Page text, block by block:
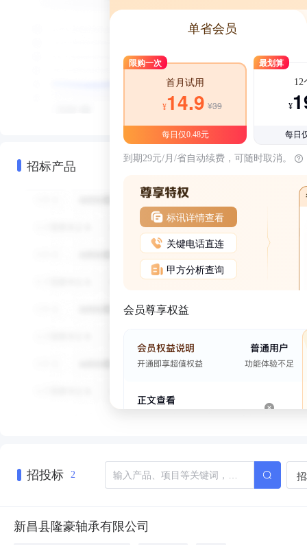
招标产品
单省会员
限购一次
首月试用
¥14.9 ¥39
每日仅0.48元
最划算
12
¥
每日
到期29元/月/省自动续费，可随时取消。
标讯详情查看
关键电话直连
甲方分析查询
会员尊享权益
招投标 2
新昌县隆豪轴承有限公司